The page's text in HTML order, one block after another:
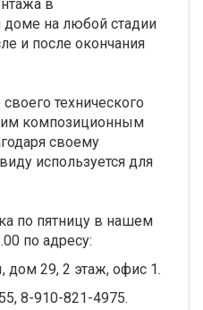
в
на любой стадии
и после окончания
технического
композиционным
своему
используется для
по пятницу в нашем
по адресу:
дом 29, 2 этаж, офис 1.
8-910-821-4975.